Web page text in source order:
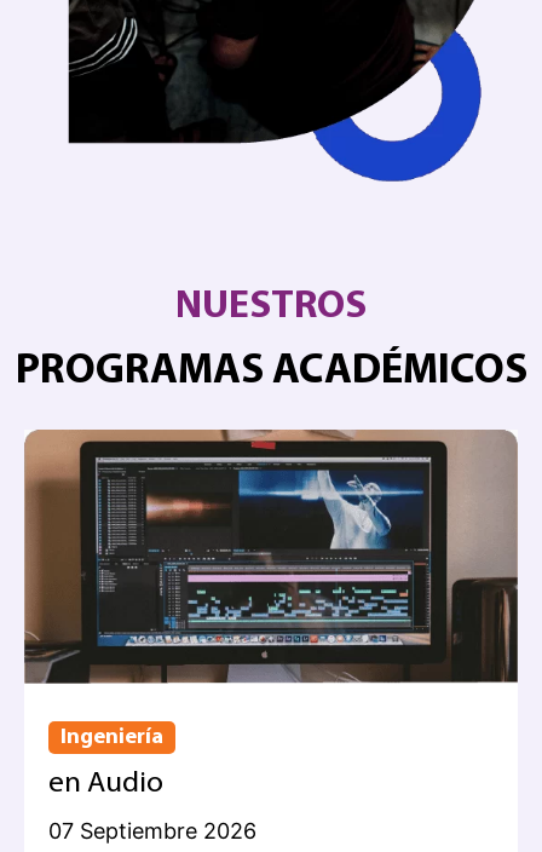
NUESTROS
PROGRAMAS ACADÉMICOS
Ingeniería
en Audio
07 Septiembre 2026